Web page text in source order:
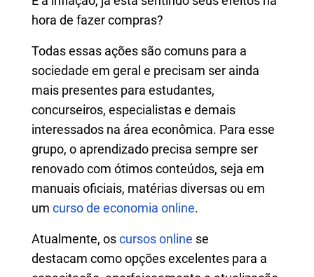
hora de fazer compras?
Todas essas ações são comuns para a
sociedade em geral e precisam ser ainda
mais presentes para estudantes,
concurseiros, especialistas e demais
interessados na área econômica. Para esse
grupo, o aprendizado precisa sempre ser
renovado com ótimos conteúdos, seja em
manuais oficiais, matérias diversas ou em
um curso de economia online.
Atualmente, oscursos online se
destacam como opções excelentes para a